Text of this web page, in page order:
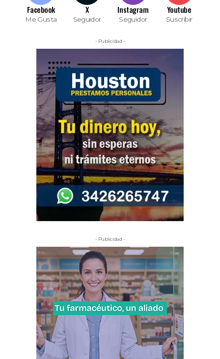
Facebook
Me Gusta
X
Seguidor
Instagram
Seguidor
Youtube
Suscribir
- Publicidad -
- Publicidad -